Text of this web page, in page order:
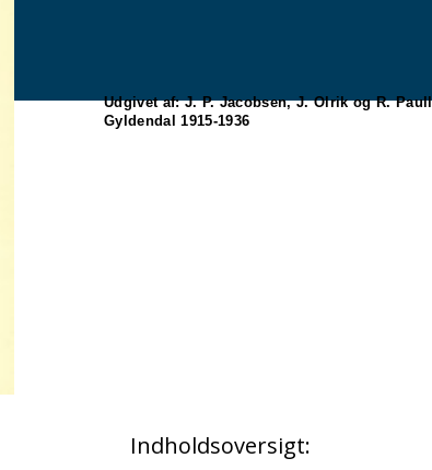
Udgivet af: J. P. Jacobsen, J. Olrik og R.
Gyldendal 1915-1936
Indholdsoversigt: